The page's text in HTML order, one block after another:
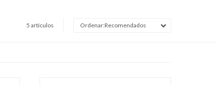
5 artículos Recomendados